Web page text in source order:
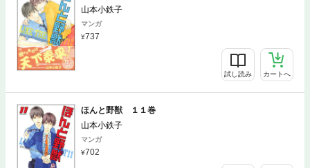
山本小鉄子
マンガ
737
試し読み カートへ
ほんと野獣 １１巻
山本小鉄子
マンガ
702